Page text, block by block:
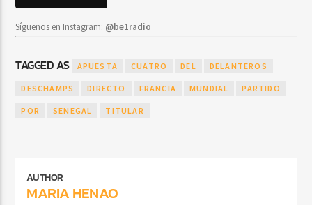
Síguenos en Instagram: @be1radio
TAGGED AS APUESTA CUATRO DEL DELANTEROS
DESCHAMPS DIRECTO FRANCIA MUNDIAL PARTIDO
POR SENEGAL TITULAR
AUTHOR
MARIA HENAO